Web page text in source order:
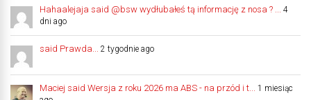
Hahaalejaja said @bsw wydłubałeś tą informację z nosa ? ...
4
dni ago
said Prawda... 2 tygodnie ago
Maciej said Wersja z roku 2026 ma ABS - na przód i t...
1 miesiąc